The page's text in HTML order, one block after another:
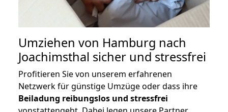
Umziehen von Hamburg nach
Joachimsthal sicher und stressfrei
Profitieren Sie von unserem erfahrenen
Netzwerk für günstige Umzüge oder dass ihre
Beiladung reibungslos und stressfrei